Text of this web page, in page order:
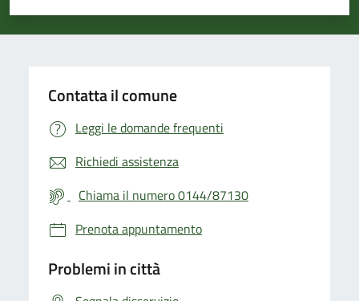
Valuta 5 stelle su 5
Valuta 4 stelle su 5
Valuta 3 stelle su 5
Valuta 2 stelle su 5
Valuta 1 stelle su 5
Contatta il comune
Leggi le domande frequenti
Richiedi assistenza
Chiama il numero 0144/87130
Prenota appuntamento
Problemi in città